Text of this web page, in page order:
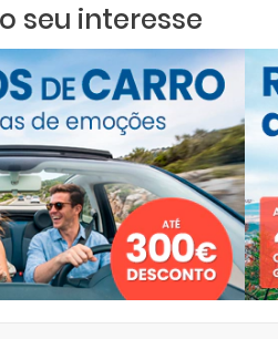
seu interesse